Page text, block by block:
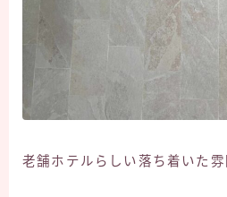
老舗ホテルらしい落ち着いた雰